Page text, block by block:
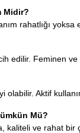
Midir?
rahatlığı
edilir. Feminen
olabilir. Aktif
Mü?
ve rahat bir